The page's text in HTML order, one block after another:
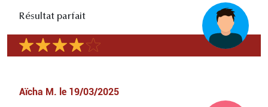
Résultat parfait
Aïcha M. le 19/03/2025